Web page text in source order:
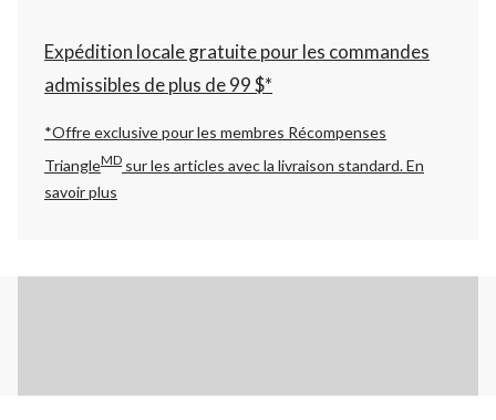
Expédition locale gratuite pour les commandes
admissibles de plus de 99 $*
*Offre exclusive pour les membres Récompenses
TriangleMD sur les articles avec la livraison standard.En
savoir plus